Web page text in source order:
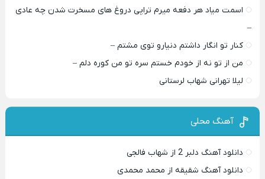
اسمت میاد هر دفعه میرم تراپی دروغ‌ های مسخرت شدن چه عادی
–
کنار تو انگار داشتم دنیارو توی مشتم –
من از تو نه از خودم خستم سره تو من کوره دلم –
لیلا تهرانی شهاب لرستانی
آهنگ محلی
دانلود آهنگ دلبر 2 از شهاب فالجی
دانلود آهنگ شقیقه از محمد محمدی